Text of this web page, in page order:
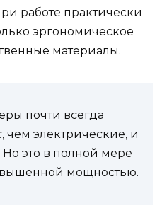
работе практически
эргономическое
материалы.
почти всегда
электрические, и
это в полной мере
мощностью.